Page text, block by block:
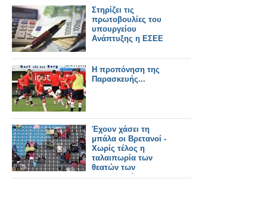
Στηρίζει τις
πρωτοβουλίες του
υπουργείου
Ανάπτυξης η ΕΣΕΕ
Η προπόνηση της
Παρασκευής...
Έχουν χάσει τη
μπάλα οι Βρετανοί -
Χωρίς τέλος η
ταλαιπωρία των
θεατών των
Ολυμπιακών